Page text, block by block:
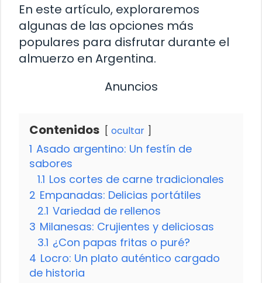
En este artículo, exploraremos
algunas de las opciones más
populares para disfrutar durante el
almuerzo en Argentina.
Anuncios
Contenidos ocultar
1 Asado argentino: Un festín de
sabores
1.1 Los cortes de carne tradicionales
2 Empanadas: Delicias portátiles
2.1 Variedad de rellenos
3 Milanesas: Crujientes y deliciosas
3.1 ¿Con papas fritas o puré?
4 Locro: Un plato auténtico cargado
de historia